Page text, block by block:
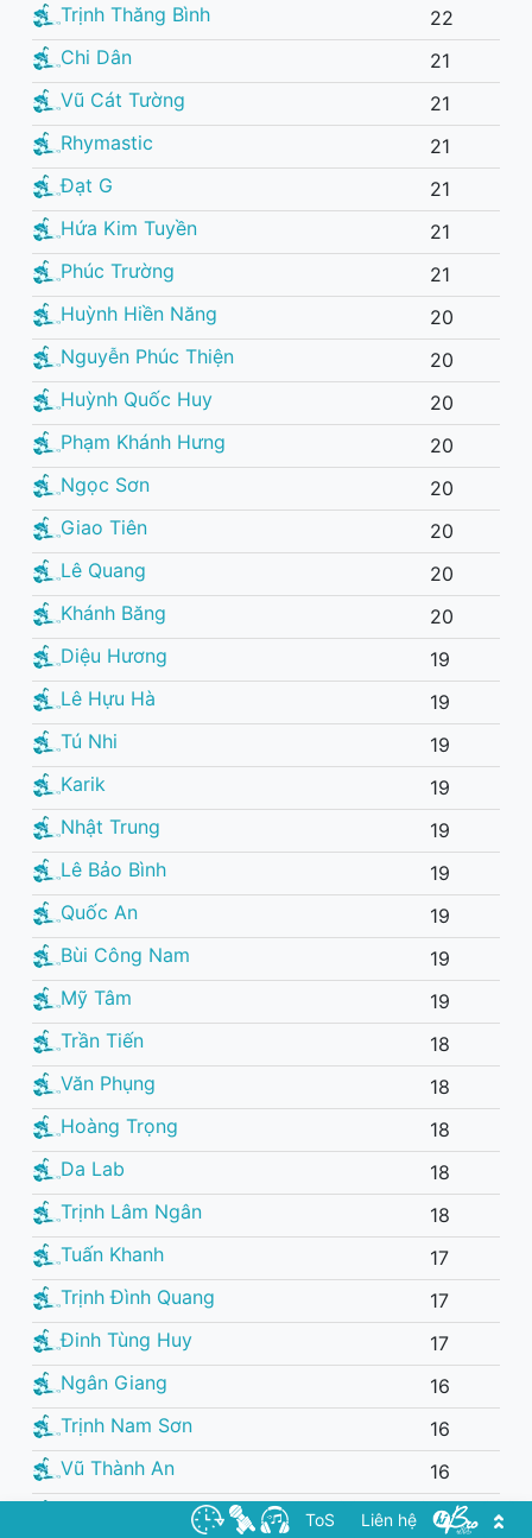
Trịnh Thăng Bình
22
Chi Dân
21
Vũ Cát Tường
21
Rhymastic
21
Đạt G
21
Hứa Kim Tuyền
21
Phúc Trường
21
Huỳnh Hiền Năng
20
Nguyễn Phúc Thiện
20
Huỳnh Quốc Huy
20
Phạm Khánh Hưng
20
Ngọc Sơn
20
Giao Tiên
20
Lê Quang
20
Khánh Băng
20
Diệu Hương
19
Lê Hựu Hà
19
Tú Nhi
19
Karik
19
Nhật Trung
19
Lê Bảo Bình
19
Quốc An
19
Bùi Công Nam
19
Mỹ Tâm
19
Trần Tiến
18
Văn Phụng
18
Hoàng Trọng
18
Da Lab
18
Trịnh Lâm Ngân
18
Tuấn Khanh
17
Trịnh Đình Quang
17
Đinh Tùng Huy
17
Ngân Giang
16
Trịnh Nam Sơn
16
Vũ Thành An
16
Phạm Bảo Nam
16
ToS Liên hệ